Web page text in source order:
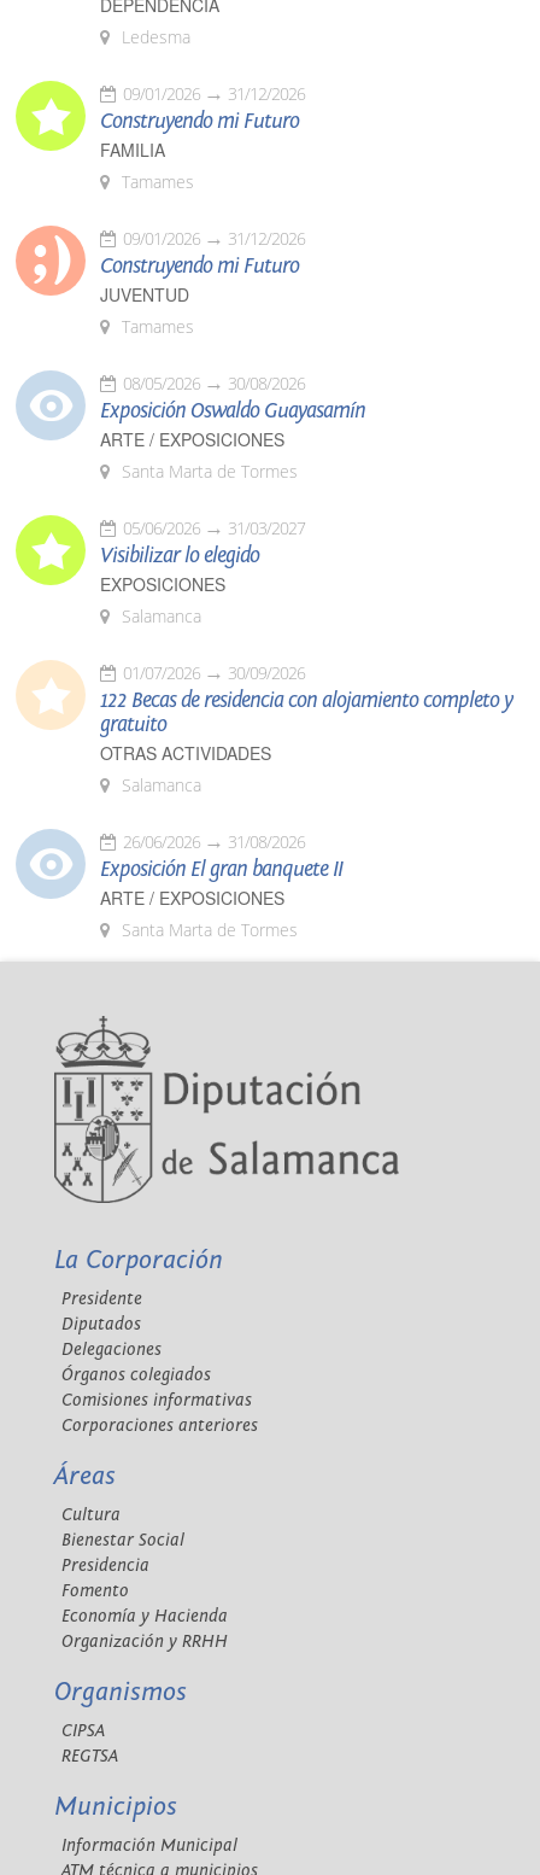
DEPENDENCIA
Ledesma
09/01/2026 31/12/2026
Construyendo mi Futuro
FAMILIA
Tamames
09/01/2026 31/12/2026
Construyendo mi Futuro
JUVENTUD
Tamames
08/05/2026 30/08/2026
Exposición Oswaldo Guayasamín
ARTE / EXPOSICIONES
Santa Marta de Tormes
05/06/2026 31/03/2027
Visibilizar lo elegido
EXPOSICIONES
Salamanca
01/07/2026 30/09/2026
122 Becas de residencia con alojamiento completo y
gratuito
OTRAS ACTIVIDADES
Salamanca
26/06/2026 31/08/2026
Exposición El gran banquete II
ARTE / EXPOSICIONES
Santa Marta de Tormes
La Corporación
Presidente
Diputados
Delegaciones
Órganos colegiados
Comisiones informativas
Corporaciones anteriores
Áreas
Cultura
Bienestar Social
Presidencia
Fomento
Economía y Hacienda
Organización y RRHH
Organismos
CIPSA
REGTSA
Municipios
Información Municipal
ATM técnica a municipios